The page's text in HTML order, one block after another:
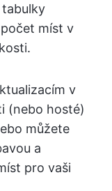
míst v
v
(nebo hosté)
můžete
a
pro vaši